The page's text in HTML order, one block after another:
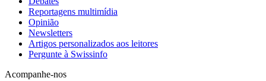
Reportagens multimídia
Opinião
Newsletters
Artigos personalizados aos leitores
Pergunte à Swissinfo
Acompanhe-nos